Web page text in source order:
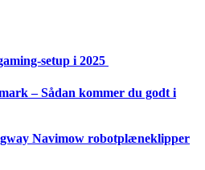
setup i 2025
– Sådan kommer du godt i
Navimow robotplæneklipper